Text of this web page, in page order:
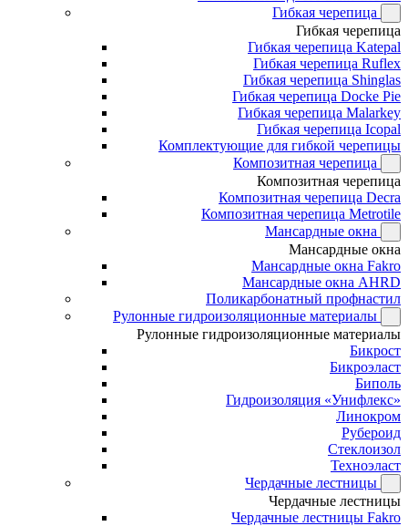
Гибкая черепица
Гибкая черепица
Гибкая черепица Katepal
Гибкая черепица Ruflex
Гибкая черепица Shinglas
Гибкая черепица Docke Pie
Гибкая черепица Malarkey
Гибкая черепица Icopal
Комплектующие для гибкой черепицы
Композитная черепица
Композитная черепица
Композитная черепица Decra
Композитная черепица Metrotile
Мансардные окна
Мансардные окна
Мансардные окна Fakro
Мансардные окна AHRD
Поликарбонатный профнастил
Рулонные гидроизоляционные материалы
Рулонные гидроизоляционные материалы
Бикрост
Бикроэласт
Биполь
Гидроизоляция «Унифлекс»
Линокром
Рубероид
Стеклоизол
Техноэласт
Чердачные лестницы
Чердачные лестницы
Чердачные лестницы Fakro